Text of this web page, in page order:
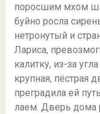
поросшим мхом
буйно росла
нетронутый и
Лариса,
калитку, из-за
крупная, пёстрая
преградила ей
лаем. Дверь дома